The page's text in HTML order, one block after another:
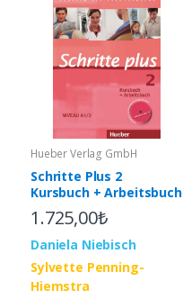
Hueber Verlag GmbH
Schritte Plus 2
Kursbuch + Arbeitsbuch
1.725,00₺
Daniela Niebisch
Sylvette Penning-
Hiemstra